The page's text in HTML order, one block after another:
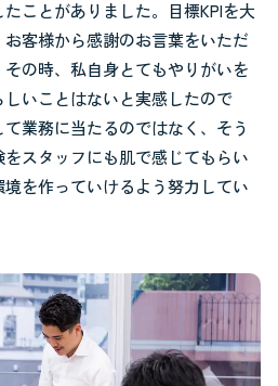
ことがありました。目標KPIを大
客様から感謝のお言葉をいただ
の時、私自身とてもやりがいを
いことはないと実感したので
業務に当たるのではなく、そう
スタッフにも肌で感じてもらい
を作っていけるよう努力してい